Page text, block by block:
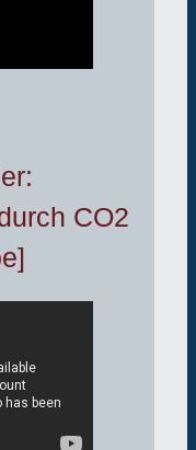
CO2